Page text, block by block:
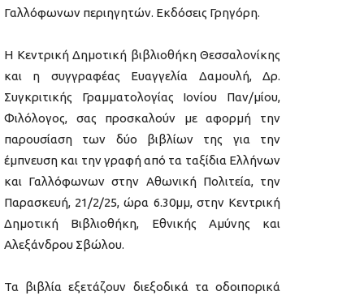
Γαλλόφωνων περιηγητών. Εκδόσεις Γρηγόρη.
Η Κεντρική Δημοτική βιβλιοθήκη Θεσσαλονίκης
και η συγγραφέας Ευαγγελία Δαμουλή, Δρ.
Συγκριτικής Γραμματολογίας Ιονίου Παν/μίου,
Φιλόλογος, σας προσκαλούν με αφορμή την
παρουσίαση των δύο βιβλίων της για την
έμπνευση και την γραφή από τα ταξίδια Ελλήνων
και Γαλλόφωνων στην Αθωνική Πολιτεία, την
Παρασκευή, 21/2/25, ώρα 6.30μμ, στην Κεντρική
Δημοτική Βιβλιοθήκη, Εθνικής Αμύνης και
Αλεξάνδρου Σβώλου.
Τα βιβλία εξετάζουν διεξοδικά τα οδοιπορικά